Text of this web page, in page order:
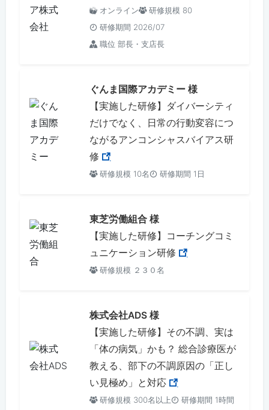
オンライン
研修規模 80
研修期間 2026/07
職位 部長・支店長
ぐんま国際アカデミー 様
【実施した研修】ダイバーシティ
だけでなく、日常の行動変容につ
ながるアンコンシャスバイアス研
修
研修規模 10名 研修期間 1日
東芝労働組合 様
【実施した研修】コーチングコミ
ュニケーション研修
研修規模 ２３０名
株式会社ADS 様
【実施した研修】その不調、実は
「体の病気」かも？ 総合診療医が
教える、部下の不調原因の「正し
い見極め」と対応
研修規模 300名以上 研修期間 1時間